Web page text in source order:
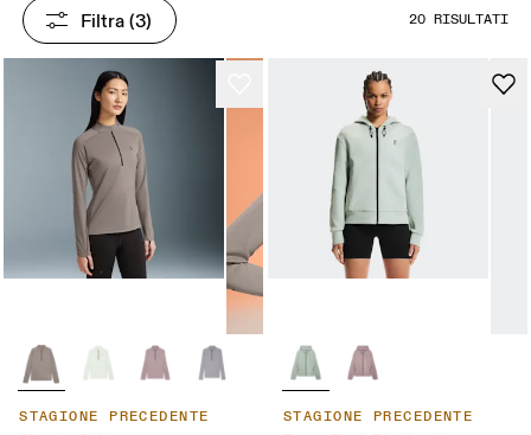
Filtra (3) 20 RISULTATI
STAGIONE PRECEDENTE STAGIONE PRECEDENTE